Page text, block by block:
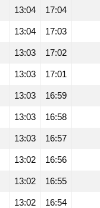
13:04 17:04
13:04 17:03
13:03 17:02
13:03 17:01
13:03 16:59
13:03 16:58
13:03 16:57
13:02 16:56
13:02 16:55
13:02 16:54